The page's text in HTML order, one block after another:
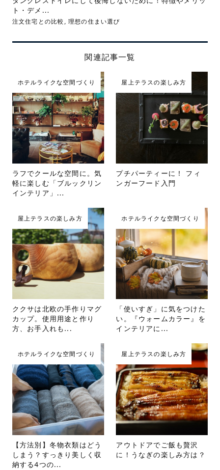
ト・デメ...
注文住宅との比較 , 理想の住まい選び
関連記事一覧
ホテルライクな空間づくり
ラフでクールな空間に。気
軽に楽しむ「ブルックリン
インテリア」...
屋上テラスの楽しみ方
プチパーティーに！ フィ
ンガーフード入門
屋上テラスの楽しみ方
ククサは北欧の手作りマグ
カップ。使用用途と作り
方、お手入れも...
ホテルライクな空間づくり
「使いすぎ」に気をつけた
い。『ウォームカラー』を
インテリアに...
ホテルライクな空間づくり
【方法別】冬物衣類はどう
しまう？すっきり美しく収
納する4つの...
屋上テラスの楽しみ方
アウトドアでご飯も贅沢
に！うなぎの楽しみ方は？